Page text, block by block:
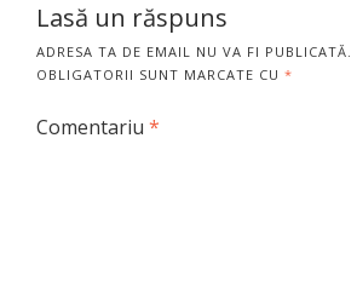
Lasă un răspuns
ADRESA TA DE EMAIL NU VA FI PUBLICATĂ.
OBLIGATORII SUNT MARCATE CU *
Comentariu *